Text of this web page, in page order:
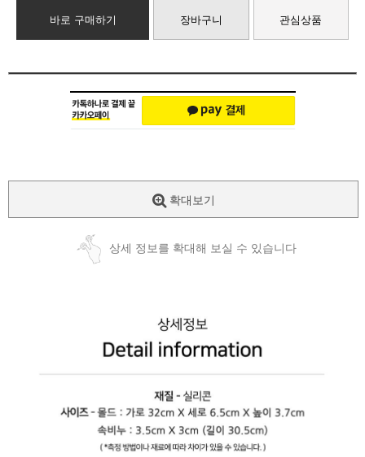
바로 구매하기 장바구니 관심상품
확대보기
상세 정보를 확대해 보실 수 있습니다